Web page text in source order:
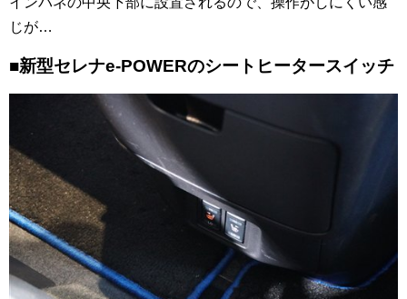
じが…
■新型セレナe-POWERのシートヒータースイッチ